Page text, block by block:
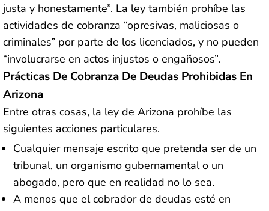
justa y honestamente”. La ley también prohíbe las
actividades de cobranza “opresivas, maliciosas o
criminales” por parte de los licenciados, y no pueden
“involucrarse en actos injustos o engañosos”.
Prácticas De Cobranza De Deudas Prohibidas En
Arizona
Entre otras cosas, la ley de Arizona prohíbe las
siguientes acciones particulares.
Cualquier mensaje escrito que pretenda ser de un
tribunal, un organismo gubernamental o un
abogado, pero que en realidad no lo sea.
A menos que el cobrador de deudas esté en